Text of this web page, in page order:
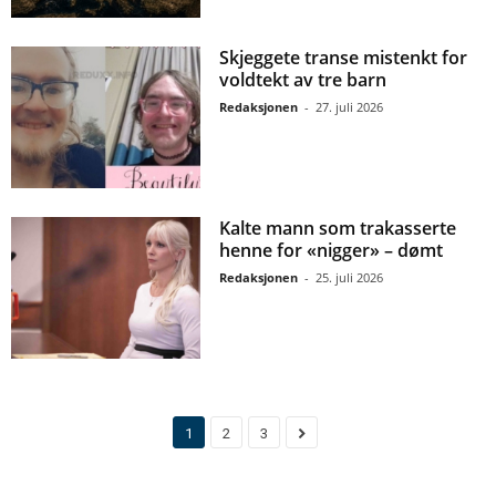
Skjeggete transe mistenkt for
voldtekt av tre barn
Redaksjonen - 27. juli 2026
Kalte mann som trakasserte
henne for «nigger» – dømt
Redaksjonen - 25. juli 2026
1 2 3